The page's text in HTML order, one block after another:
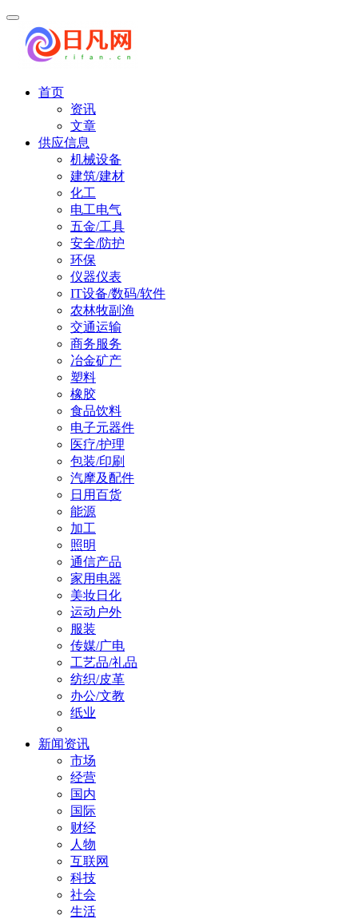
首页
资讯
文章
供应信息
机械设备
建筑/建材
化工
电工电气
五金/工具
安全/防护
环保
仪器仪表
IT设备/数码/软件
农林牧副渔
交通运输
商务服务
冶金矿产
塑料
橡胶
食品饮料
电子元器件
医疗/护理
包装/印刷
汽摩及配件
日用百货
能源
加工
照明
通信产品
家用电器
美妆日化
运动户外
服装
传媒/广电
工艺品/礼品
纺织/皮革
办公/文教
纸业
新闻资讯
市场
经营
国内
国际
财经
人物
互联网
科技
社会
生活